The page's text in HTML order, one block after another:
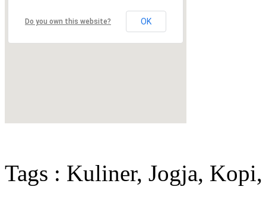
Do you own this website? OK
Tags : Kuliner, Jogja,